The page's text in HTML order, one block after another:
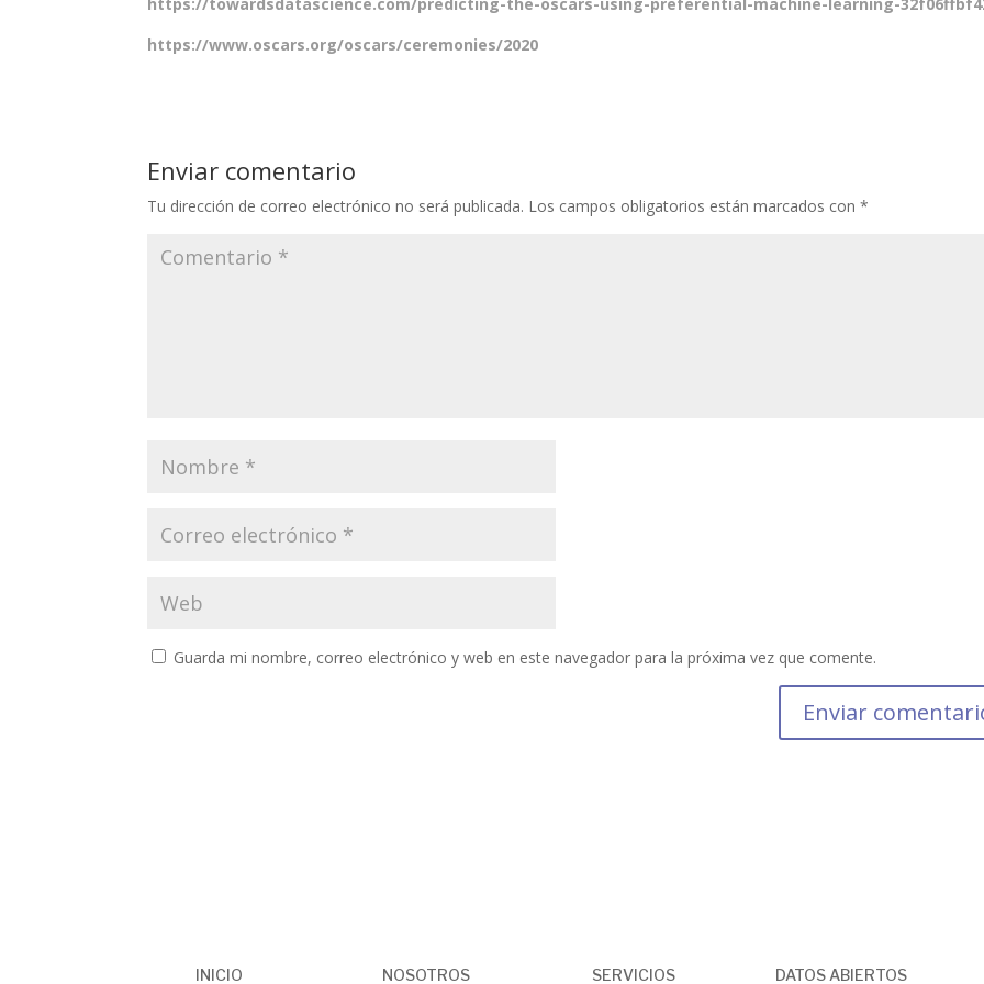
https://towardsdatascience.com/predicting-the-oscars-using-preferential-machine-learning-
https://www.oscars.org/oscars/ceremonies/2020
Enviar comentario
Tu dirección de correo electrónico no será publicada. Los campos obligatorios están marcados con*
Guarda mi nombre, correo electrónico y web en este navegador para la próxima vez que comente.
INICIO NOSOTROS SERVICIOS DATOS ABIERTOS